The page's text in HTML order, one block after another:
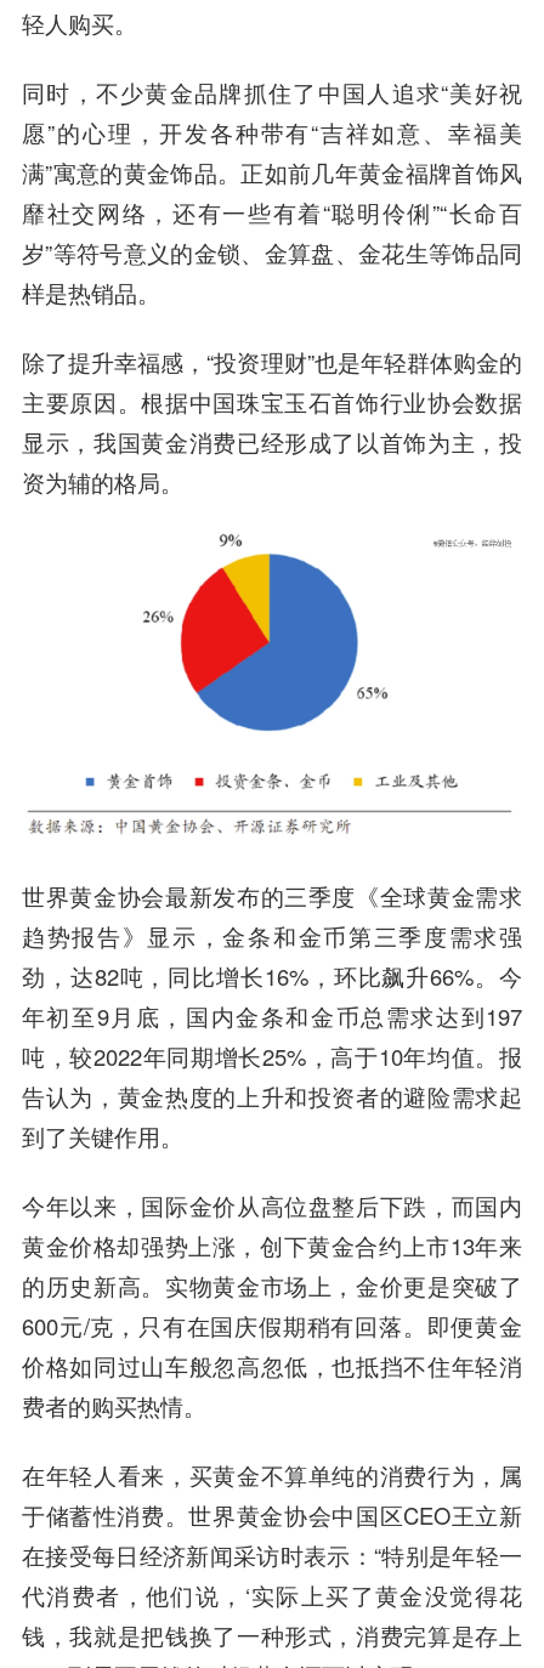
轻人购买。
同时，不少黄金品牌抓住了中国人追求“美好祝
愿”的心理，开发各种带有“吉祥如意、幸福美
满”寓意的黄金饰品。正如前几年黄金福牌首饰风
靡社交网络，还有一些有着“聪明伶俐”“长命百
岁”等符号意义的金锁、金算盘、金花生等饰品同
样是热销品。
除了提升幸福感，“投资理财”也是年轻群体购金的
主要原因。根据中国珠宝玉石首饰行业协会数据
显示，我国黄金消费已经形成了以首饰为主，投
资为辅的格局。
世界黄金协会最新发布的三季度《全球黄金需求
趋势报告》显示，金条和金币第三季度需求强
劲，达82吨，同比增长16%，环比飙升66%。今
年初至9月底，国内金条和金币总需求达到197
吨，较2022年同期增长25%，高于10年均值。报
告认为， 黄金热度的上升和投资者的避险需求起
到了关键作用。
今年以来，国际金价从高位盘整后下跌，而国内
黄金价格却强势上涨，创下黄金合约上市13年来
的历史新高。实物黄金市场上，金价更是突破了
600元/克，只有在国庆假期稍有回落。即便黄金
价格如同过山车般忽高忽低，也抵挡不住年轻消
费者的购买热情。
在年轻人看来，买黄金不算单纯的消费行为， 属
于储蓄性消费。世界黄金协会中国区CEO王立新
在接受每日经济新闻采访时表示：“特别是年轻一
代消费者，他们说，‘实际上买了黄金没觉得花
钱，我就是把钱换了一种形式，消费完算是存上